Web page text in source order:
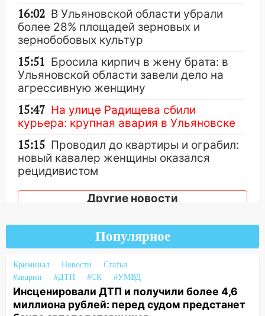
16:02 В Ульяновской области убрали
более 28% площадей зерновых и
зернобобовых культур
15:51 Бросила кирпич в жену брата: в
Ульяновской области завели дело на
агрессивную женщину
15:47 На улице Радищева сбили
курьера: крупная авария в Ульяновске
15:15 Проводил до квартиры и ограбил:
новый кавалер женщины оказался
рецидивистом
14:26 В Ульяновске ограничат движение
по улице Ефремова
14:23 67% ульяновцев готовы
передумать увольняться, если им
14:01
Инсценировали ДТП и получили
более 4,6 миллиона рублей: перед
судом предстанет банда
Другие новости
Популярное
Криминал Новости
Статьи
#аварии
#ДТП #СК #УМВД
Инсценировали ДТП и получили более 4,6
миллиона рублей: перед судом предстанет